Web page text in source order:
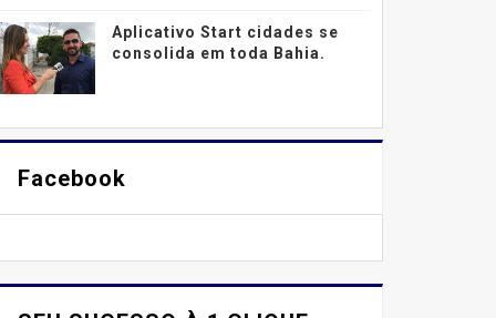
Aplicativo Start cidades se
consolida em toda Bahia.
Facebook